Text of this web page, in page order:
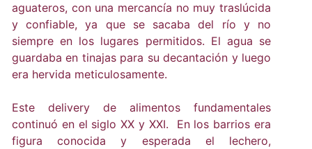
aguateros, con una mercancía no muy traslúcida
y confiable, ya que se sacaba del río y no
siempre en los lugares permitidos. El agua se
guardaba en tinajas para su decantación y luego
era hervida meticulosamente.
Este delivery de alimentos fundamentales
continuó en el siglo XX y XXI. En los barrios era
figura conocida y esperada el lechero,